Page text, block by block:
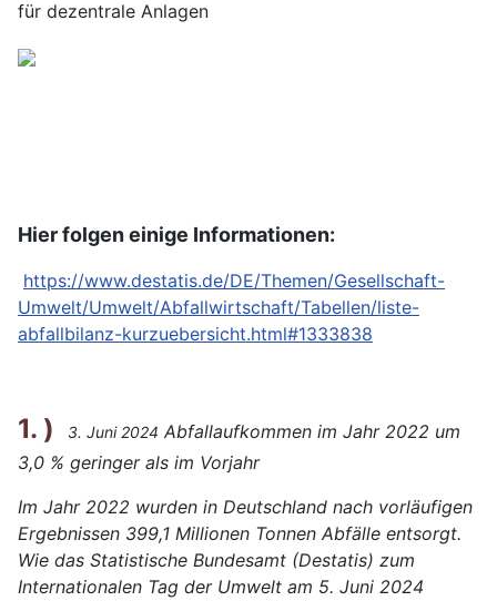
für dezentrale Anlagen
Hier folgen einige Informationen:
https://www.destatis.de/DE/Themen/Gesellschaft-
Umwelt/Umwelt/Abfallwirtschaft/Tabellen/liste-
abfallbilanz-kurzuebersicht.html#1333838
1. ) 3. Juni 2024 Abfallaufkommen im Jahr 2022 um
3,0 % geringer als im Vorjahr
Im Jahr 2022 wurden in Deutschland nach vorläufigen
Ergebnissen 399,1 Millionen Tonnen Abfälle entsorgt.
Wie das Statistische Bundesamt (Destatis) zum
Internationalen Tag der Umwelt am 5. Juni 2024